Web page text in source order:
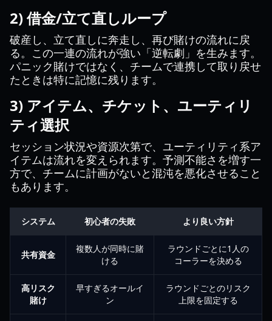
2) 借金/立て直しループ
破産し、立て直しに奔走し、再び賭けの流れに戻
る。この一連の流れが強い「逆転劇」を生みます。
パニック賭けではなく、チームで連携して取り戻せ
たときは特に記憶に残ります。
3) アイテム、チケット、ユーティリ
ティ選択
セッション状況や資源次第で、ユーティリティ系ア
イテムは流れを変えられます。予測不能さを増す一
方で、チームに計画がないと混沌を悪化させること
もあります。
システム 初心者の失敗 より良い方針
共有資金
複数人が同時に賭
ける
ラウンドごとに1人の
コーラーを決める
高リスク
賭け
早すぎるオールイ
ン
ラウンドごとのリスク
上限を固定する